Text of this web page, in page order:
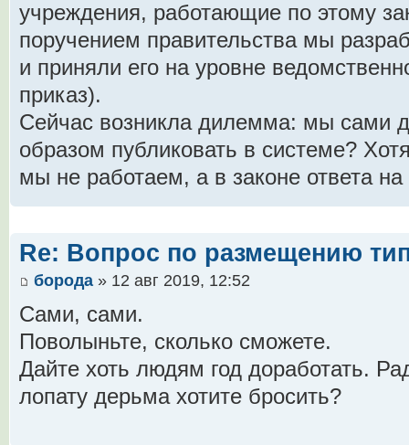
учреждения, работающие по этому
поручением правительства мы
и приняли его на уровне
приказ).
Сейчас возникла дилемма: мы сами
образом публиковать в системе?
мы не работаем, а в законе ответа на
Re: Вопрос по размещению
борода » 12 авг 2019, 12:52
Сами, сами.
Поволыньте, сколько сможете.
Дайте хоть людям год доработать.
лопату дерьма хотите бросить?